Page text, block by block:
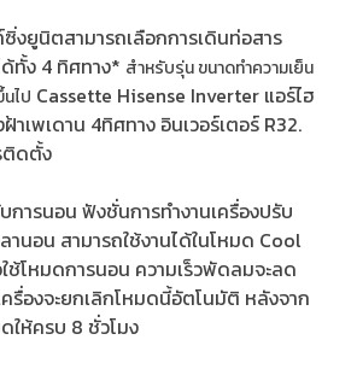
งยูนิตสามารถเลือกการเดินท่อสาร
ทั้ง 4 ทิศทาง* สำหรับรุ่น ขนาดทำความเย็น
ไป Cassette Hisense Inverter แอร์ไฮ
าเพเดาน 4ทิศทาง อินเวอร์เตอร์ R32.
ติดตั้ง
การนอน ฟังชั่นการทำงานเครื่องปรับ
านอน สามารถใช้งานได้ในโหมด Cool
ช้โหมดการนอน ความเร็วพัดลมจะลด
ครื่องจะยกเลิกโหมดนี้อัตโนมัติ หลังจาก
ให้ครบ 8 ชั่วโมง